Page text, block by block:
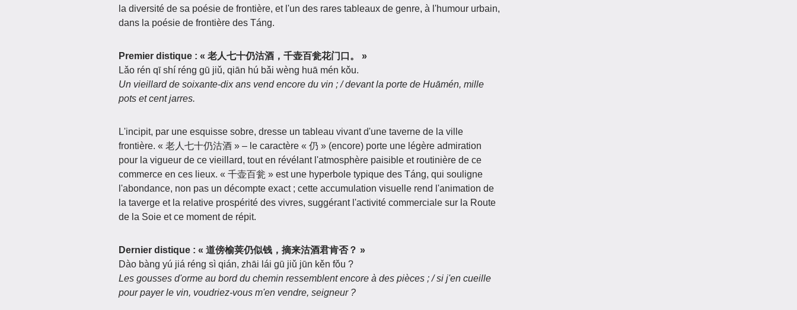
la diversité de sa poésie de frontière, et l'un des rares tableaux de genre, à l'humour urbain,
dans la poésie de frontière des Táng.
Premier distique : « 老人七十仍沽酒，千壶百瓮花门口。 »
Lǎo rén qī shí réng gū jiǔ, qiān hú bǎi wèng huā mén kǒu.
Un vieillard de soixante‑dix ans vend encore du vin ; / devant la porte de Huāmén, mille
pots et cent jarres.
L'incipit, par une esquisse sobre, dresse un tableau vivant d'une taverne de la ville
frontière. « 老人七十仍沽酒 » – le caractère « 仍 » (encore) porte une légère admiration
pour la vigueur de ce vieillard, tout en révélant l'atmosphère paisible et routinière de ce
commerce en ces lieux. « 千壶百瓮 » est une hyperbole typique des Táng, qui souligne
l'abondance, non pas un décompte exact ; cette accumulation visuelle rend l'animation de
la taverge et la relative prospérité des vivres, suggérant l'activité commerciale sur la Route
de la Soie et ce moment de répit.
Dernier distique : « 道傍榆荚仍似钱，摘来沽酒君肯否？ »
Dào bàng yú jiá réng sì qián, zhāi lái gū jiǔ jūn kěn fǒu ?
Les gousses d'orme au bord du chemin ressemblent encore à des pièces ; / si j'en cueille
pour payer le vin, voudriez‑vous m'en vendre, seigneur ?